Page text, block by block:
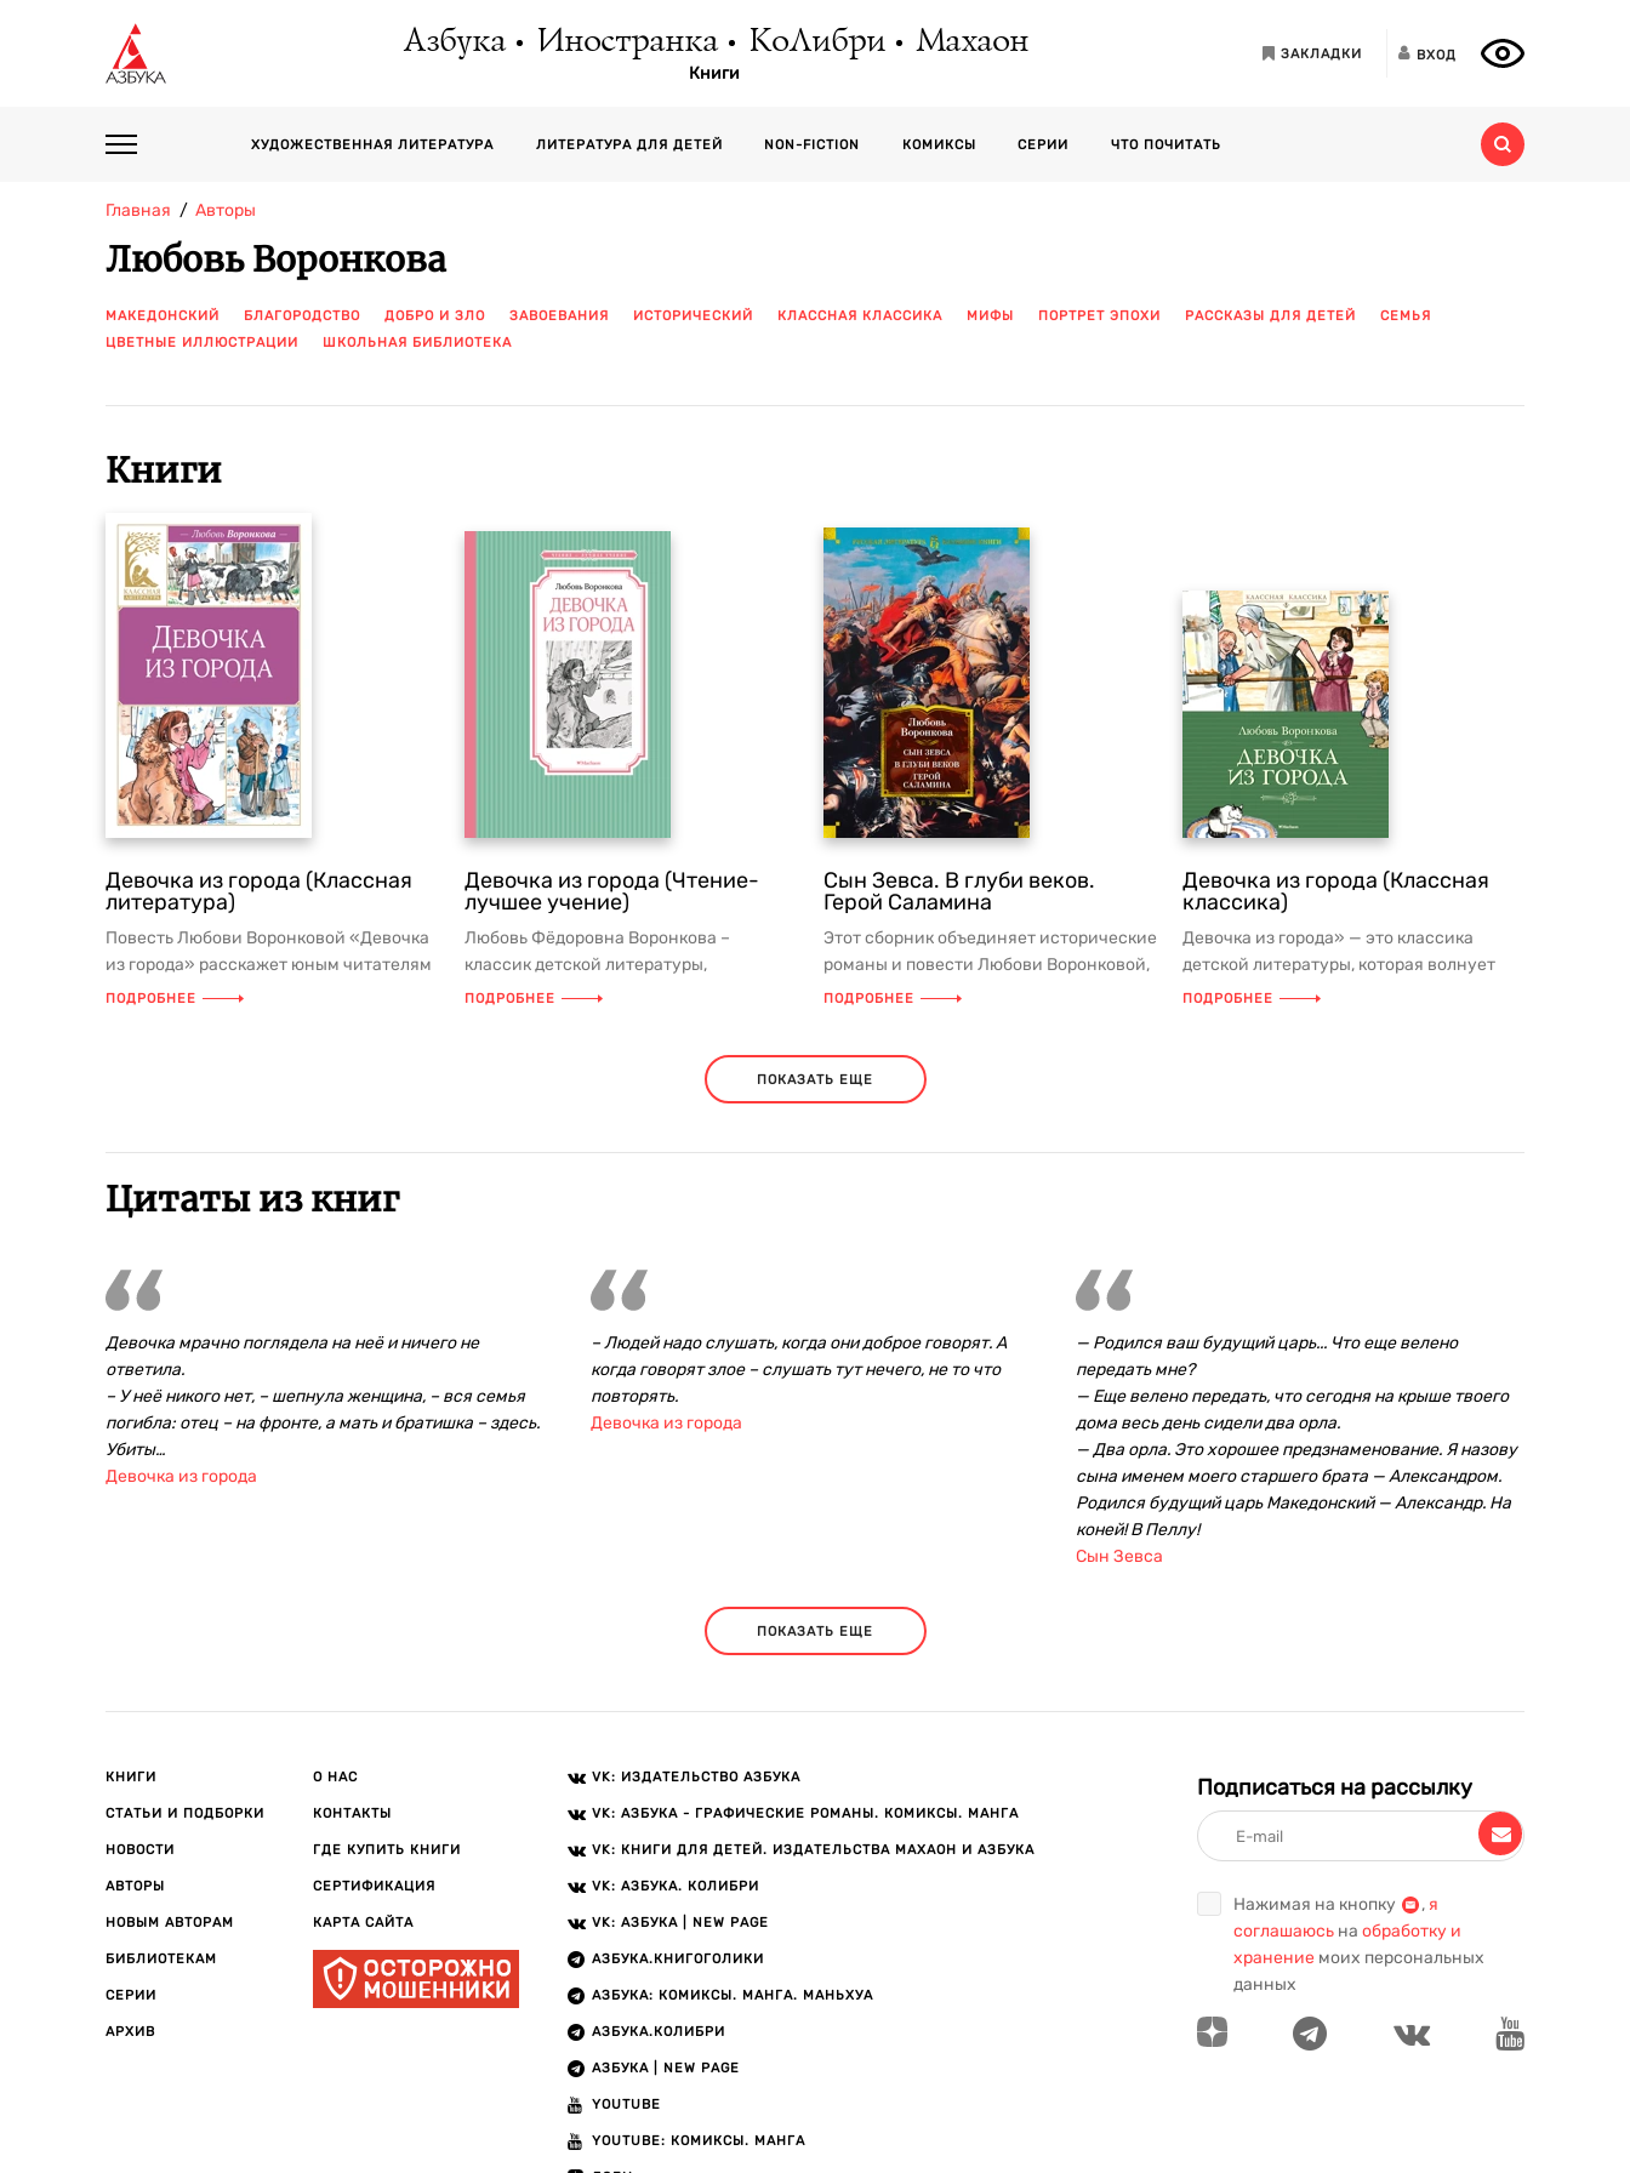
Азбука Иностранка КоЛибри Махаон
Книги
ЗАКЛАДКИ ВХОД
ХУДОЖЕСТВЕННАЯ ЛИТЕРАТУРА ЛИТЕРАТУРА ДЛЯ ДЕТЕЙ NON-FICTION КОМИКСЫ СЕРИИ ЧТО ПОЧИТАТЬ
Главная Авторы
Любовь Воронкова
МАКЕДОНСКИЙ БЛАГОРОДСТВО ДОБРО И ЗЛО ЗАВОЕВАНИЯ ИСТОРИЧЕСКИЙ КЛАССНАЯ КЛАССИКА МИФЫ ПОРТРЕТ ЭПОХИ РАССКАЗЫ ДЛЯ ДЕТЕЙ
СЕМЬЯ
ЦВЕТНЫЕ ИЛЛЮСТРАЦИИ
ШКОЛЬНАЯ БИБЛИОТЕКА
Книги
Девочка из города (Классная
литература)
Повесть Любови Воронковой «Девочка
из города» расскажет юным читателям
о шестилетней Валентинке, кот...
ПОДРОБНЕЕ
Девочка из города (Чтение-
лучшее учение)
Любовь Фёдоровна Воронкова –
классик детской литературы,
замечательная детская писательница,
ПОДРОБНЕЕ
Сын Зевса. В глуби веков.
Герой Саламина
Этот сборник объединяет исторические
романы и повести Любови Воронковой,
посвящённые героям и правит...
ПОДРОБНЕЕ
Девочка из города (Классная
классика)
Девочка из города» — это классика
детской литературы, которая волнует
сердца уже не одно поколение д...
ПОДРОБНЕЕ
ПОКАЗАТЬ ЕЩЕ
Цитаты из книг
Девочка мрачно поглядела на неё и ничего не
ответила.
– У неё никого нет, – шепнула женщина, – вся семья
погибла: отец – на фронте, а мать и братишка – здесь.
Убиты…
Девочка из города
– Людей надо слушать, когда они доброе говорят. А
когда говорят злое – слушать тут нечего, не то что
повторять.
Девочка из города
— Родился ваш будущий царь... Что еще велено
передать мне?
— Еще велено передать, что сегодня на крыше твоего
дома весь день сидели два орла.
— Два орла. Это хорошее предзнаменование. Я назову
сына именем моего старшего брата — Александром.
Родился будущий царь Македонский — Александр. На
коней! В Пеллу!
Сын Зевса
ПОКАЗАТЬ ЕЩЕ
КНИГИ
СТАТЬИ И ПОДБОРКИ
НОВОСТИ
АВТОРЫ
НОВЫМ АВТОРАМ
БИБЛИОТЕКАМ
СЕРИИ
АРХИВ
О НАС
КОНТАКТЫ
ГДЕ КУПИТЬ КНИГИ
СЕРТИФИКАЦИЯ
КАРТА САЙТА
VK: ИЗДАТЕЛЬСТВО АЗБУКА
VK: АЗБУКА - ГРАФИЧЕСКИЕ РОМАНЫ. КОМИКСЫ. МАНГА
VK: КНИГИ ДЛЯ ДЕТЕЙ. ИЗДАТЕЛЬСТВА МАХАОН И АЗБУКА
VK: АЗБУКА. КОЛИБРИ
VK: АЗБУКА | NEW PAGE
АЗБУКА.КНИГОГОЛИКИ
АЗБУКА: КОМИКСЫ. МАНГА. МАНЬХУА
АЗБУКА.КОЛИБРИ
АЗБУКА | NEW PAGE
YOUTUBE
YOUTUBE: КОМИКСЫ. МАНГА
Подписаться на рассылку
Нажимая на кнопку , я
соглашаюсь на обработку и
хранение моих персональных
данных